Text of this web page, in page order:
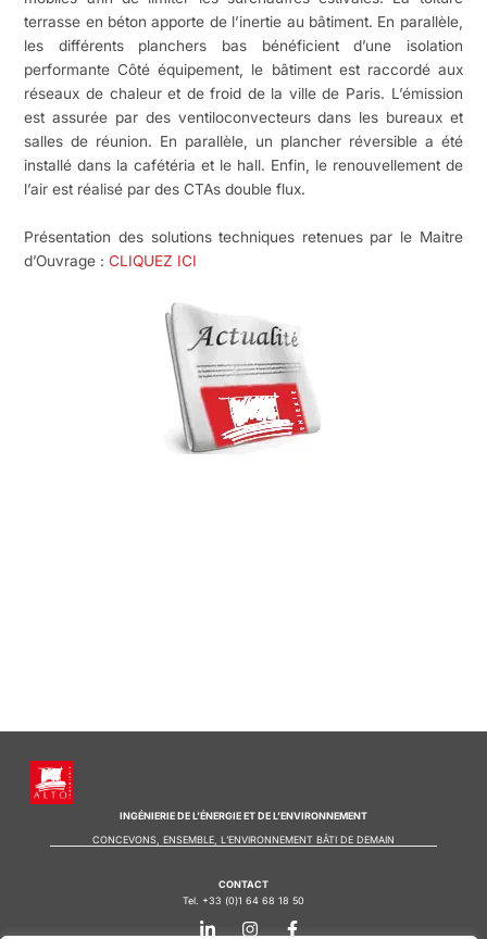
terrasse en béton apporte de l’inertie au bâtiment. En parallèle,
les différents planchers bas bénéficient d’une isolation
performante Côté équipement, le bâtiment est raccordé aux
réseaux de chaleur et de froid de la ville de Paris. L’émission
est assurée par des ventiloconvecteurs dans les bureaux et
salles de réunion. En parallèle, un plancher réversible a été
installé dans la cafétéria et le hall. Enfin, le renouvellement de
l’air est réalisé par des CTAs double flux.
Présentation des solutions techniques retenues par le Maitre
d’Ouvrage :CLIQUEZ ICI
INGÉNIERIE DE L’ÉNERGIE ET DE L’ENVIRONNEMENT
CONCEVONS, ENSEMBLE, L’ENVIRONNEMENT BÂTI DE DEMAIN
CONTACT
Tel. +33 (0)1 64 68 18 50
L
I
F